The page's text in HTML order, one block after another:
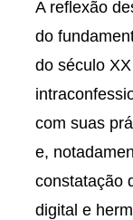
A reflexão
do
do século
com suas
e,
constatação
digital e